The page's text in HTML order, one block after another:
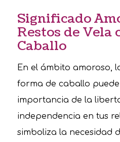
Significado
Restos de Vela
Caballo
En el ámbito amoroso,
forma de caballo
importancia de la
independencia en tus
simboliza la necesidad